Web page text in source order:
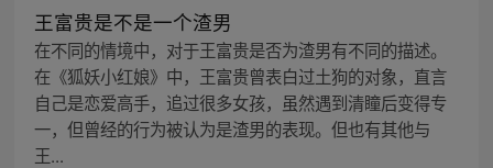
王富贵是不是一个渣男
在不同的情境中，对于王富贵是否为渣男有不同的描述。
在《狐妖小红娘》中，王富贵曾表白过土狗的对象，直言
自己是恋爱高手，追过很多女孩，虽然遇到清瞳后变得专
一，但曾经的行为被认为是渣男的表现。但也有其他与
王...